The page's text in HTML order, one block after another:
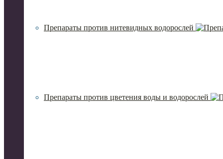
Препараты против нитевидных водорослей
Препараты против цветения воды и водорослей